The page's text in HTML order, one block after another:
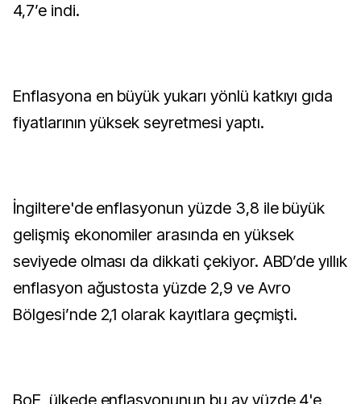
4,7’e indi.
Enflasyona en büyük yukarı yönlü katkıyı gıda
fiyatlarının yüksek seyretmesi yaptı.
İngiltere'de enflasyonun yüzde 3,8 ile büyük
gelişmiş ekonomiler arasında en yüksek
seviyede olması da dikkati çekiyor. ABD’de yıllık
enflasyon ağustosta yüzde 2,9 ve Avro
Bölgesi’nde 2,1 olarak kayıtlara geçmişti.
BoE, ülkede enflasyonunun bu ay yüzde 4'e